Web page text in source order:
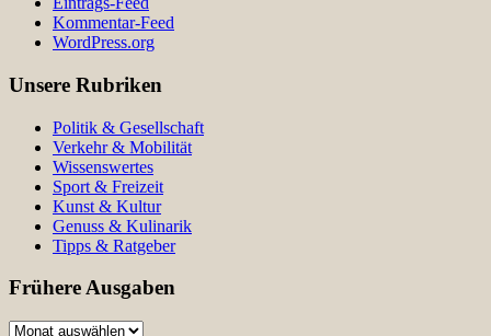
Kommentar-Feed
WordPress.org
Unsere Rubriken
Politik & Gesellschaft
Verkehr & Mobilität
Wissenswertes
Sport & Freizeit
Kunst & Kultur
Genuss & Kulinarik
Tipps & Ratgeber
Frühere Ausgaben
Frühere